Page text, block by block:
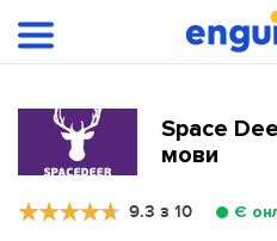
Space
мови
9.3 з 10 Є